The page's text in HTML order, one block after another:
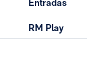
Entradas
RM Play